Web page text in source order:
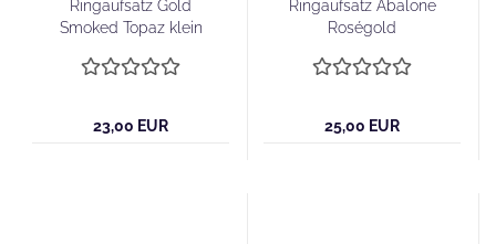
Ringaufsatz Gold
Smoked Topaz klein
23,00 EUR
Ringaufsatz Abalone
Roségold
25,00 EUR